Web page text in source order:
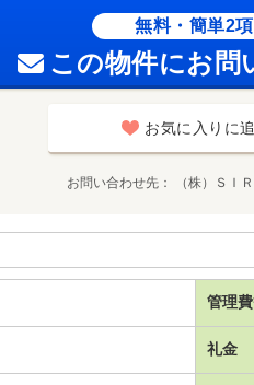
無料・簡単2項
この物件にお問
お気に入りに
お問い合わせ先 （株）ＳＩ
管理
礼金